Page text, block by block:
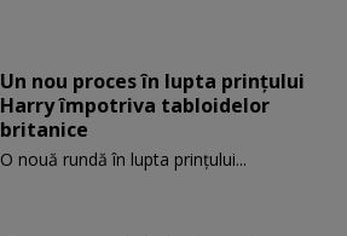
Un nou proces în lupta prinţului
Harry împotriva tabloidelor
britanice
O nouă rundă în lupta prinţului...